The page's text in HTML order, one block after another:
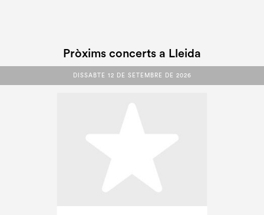
Pròxims concerts a Lleida
DISSABTE 12 DE SETEMBRE DE 2026
DISSABTE 12 DE SETEMBRE DE 2026